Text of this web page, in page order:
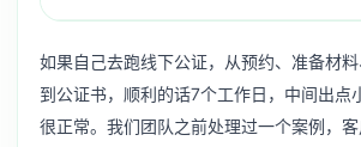
如果自己去跑线下公证，从预约、准备材
到公证书，顺利的话7个工作日，中间出点
很正常。我们团队之前处理过一个案例，